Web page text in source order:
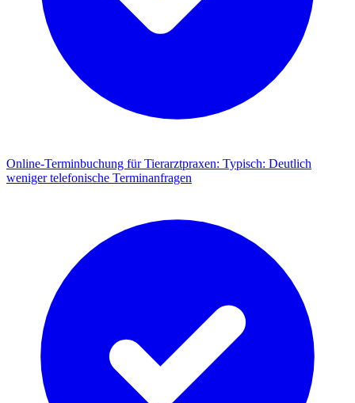
Online-Terminbuchung für Tierarztpraxen: Typisch: Deutlich
weniger telefonische Terminanfragen